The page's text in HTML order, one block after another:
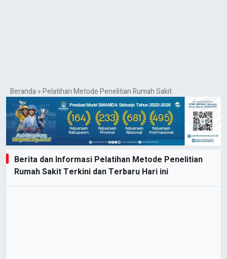
Beranda»Pelatihan Metode Penelitian Rumah Sakit
Berita dan Informasi Pelatihan Metode Penelitian
Rumah Sakit Terkini dan Terbaru Hari ini